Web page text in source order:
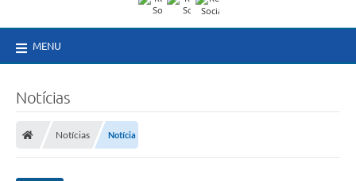
MENU
Notícias
Notícias Notícia